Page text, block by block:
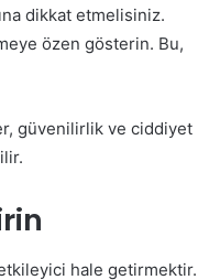
dikkat etmelisiniz.
özen gösterin. Bu,
güvenilirlik ve ciddiyet
hale getirmektir.